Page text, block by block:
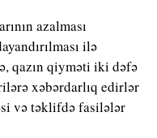
azalması
ilə
qazın qiyməti iki dəfə
xəbərdarlıq edirlər
və təklifdə fasilələr